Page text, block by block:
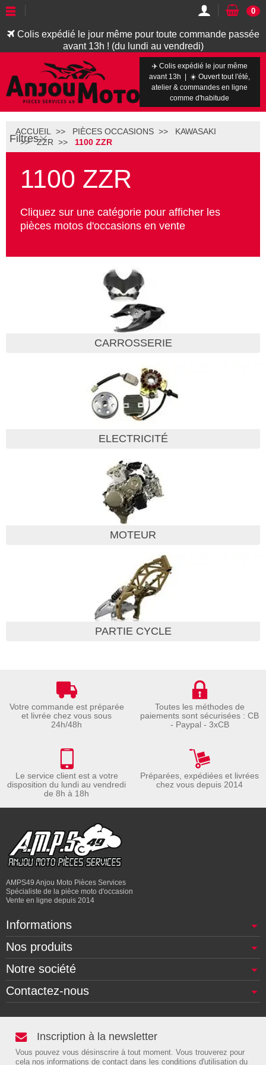
Colis expédié le jour même pour toute commande passée
avant 13h ! (du lundi au vendredi)
0
✈️ Colis expédié le jour même
avant 13h | ☀️ Ouvert tout l'été,
atelier & commandes en ligne
comme d'habitude
Filtres
ACCUEIL PIÈCES OCCASIONS
KAWASAKI
ZZR
1100 ZZR
1100 ZZR
Cliquez sur une catégorie pour afficher les
pièces motos d'occasions en vente
CARROSSERIE
ELECTRICITÉ
MOTEUR
PARTIE CYCLE
Votre commande est préparée
et livrée chez vous sous
24h/48h
Toutes les méthodes de
paiements sont sécurisées : CB
- Paypal - 3xCB
Le service client est a votre
disposition du lundi au vendredi
de 8h à 18h
Préparées, expédiées et livrées
chez vous depuis 2014
AMPS49 Anjou Moto Pièces Services
Spécialiste de la pièce moto d'occasion
Vente en ligne depuis 2014
Informations
Nos produits
Notre société
Contactez-nous
Inscription à la newsletter
Vous pouvez vous désinscrire à tout moment. Vous trouverez pour
cela nos informations de contact dans les conditions d'utilisation du